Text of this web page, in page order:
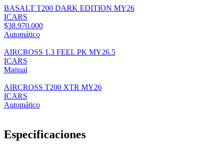
BASALT T200 DARK EDITION MY26
ICARS
$38.970.000
Automático
AIRCROSS 1.3 FEEL PK MY26.5
ICARS
Manual
AIRCROSS T200 XTR MY26
ICARS
Automático
Especificaciones